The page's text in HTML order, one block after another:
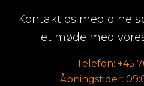
Kontakt os med dine
et møde med
Telefon: +45
Åbningstider: